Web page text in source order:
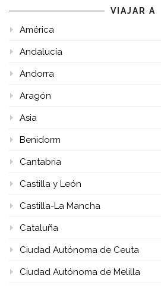
VIAJAR A
América
Andalucía
Andorra
Aragón
Asia
Benidorm
Cantabria
Castilla y León
Castilla-La Mancha
Cataluña
Ciudad Autónoma de Ceuta
Ciudad Autónoma de Melilla